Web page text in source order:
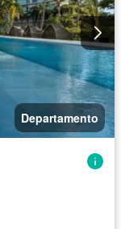
Departamento